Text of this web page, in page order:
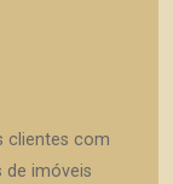
clientes com
de imóveis